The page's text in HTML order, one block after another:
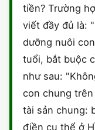
tiền? Trường
viết đầy đủ là:
dưỡng nuôi
tuổi, bắt buộc
như sau:
con chung
tài sản chung:
điền cụ thể ở